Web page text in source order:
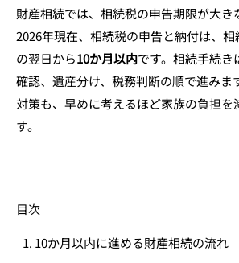
財産相続では、相続税の申告期限が大き
2026年現在、相続税の申告と納付は、
の翌日から10か月以内です。相続手続
確認、遺産分け、税務判断の順で進みま
対策も、早めに考えるほど家族の負担を
す。
目次
10か月以内に進める財産相続の流れ